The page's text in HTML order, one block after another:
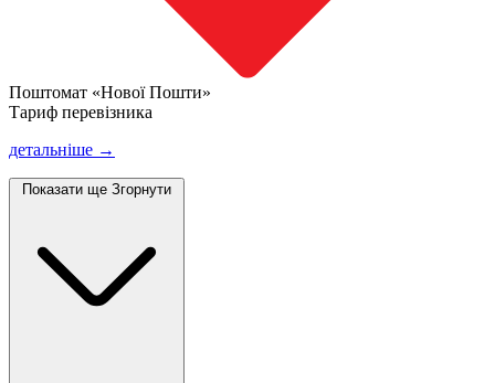
Поштомат «Нової Пошти»
Тариф перевізника
детальніше →
Показати ще Згорнути